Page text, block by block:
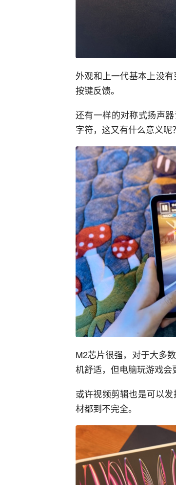
外观和上一代基本上没
按键反馈。
还有一样的对称式扬声
字符，这又有什么意义呢？
M2芯片很强，对于大多
机舒适，但电脑玩游戏会
或许视频剪辑也是可以
材都到不完全。